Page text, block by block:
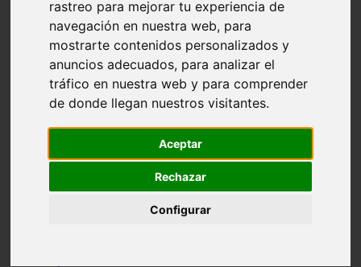
rastreo para mejorar tu experiencia de
navegación en nuestra web, para
mostrarte contenidos personalizados y
anuncios adecuados, para analizar el
tráfico en nuestra web y para comprender
de donde llegan nuestros visitantes.
Aceptar
Rechazar
Configurar
comportamiento
protagonistas
reptiles
abandono
adopci n
ferias
higiene
acuario
comercios
viajar